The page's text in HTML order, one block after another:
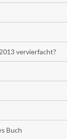
vervierfacht?
Buch